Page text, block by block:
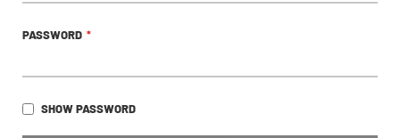
PASSWORD
SHOW PASSWORD